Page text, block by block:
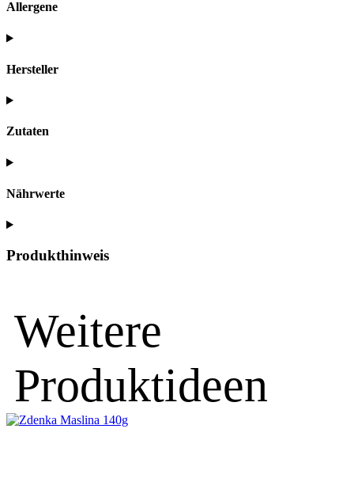
Allergene
Hersteller
Zutaten
Nährwerte
Produkthinweis
Weitere
Produktideen